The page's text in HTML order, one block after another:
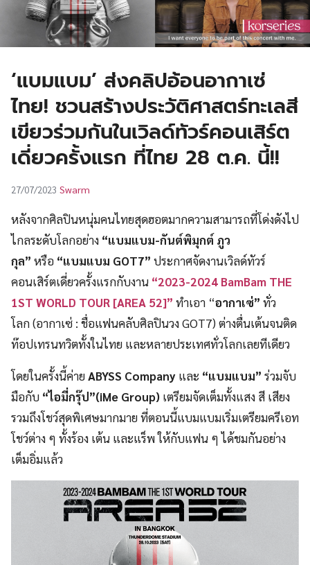
‘แบมแบม’ ส่งคลิปอ้อนอากาเซ่
ไทย! ชวนสร้างประวัติศาสตร์ทะเลสี
เขียวร่วมกันในเวิลด์ทัวร์คอนเสิร์ต
เดี่ยวครั้งแรก ที่ไทย 28 ต.ค. นี้!!
27/07/2023 Swarm
หลังจากศิลปินหนุ่มคนไทยสุดฮอตมากความสามารถที่โด่งดังไป
ไกลระดับโลกอย่าง “แบมแบม-กันต์พิมุกต์ ภูว
กุล” หรือ “แบมแบม GOT7” ประกาศจัดงานเวิลด์ทัวร์
คอนเสิร์ตเดี่ยวครั้งแรกกับงาน “2023-2024 BamBam THE
1ST WORLD TOUR [AREA 52]” ทำเอา “อากาเซ่” ทั่ว
โลก (อากาเซ่ : ชื่อแฟนคลับศิลปินวง GOT7) ต่างตื่นเต้นจนติด
ท๊อปเทรนทวิตทั้งในไทย และหลายประเทศทั่วโลกเลยทีเดียว
โดยในครั้งนี้ค่ายABYSS Company และ “แบมแบม” ร่วมจับ
มือกับ “ไอมี่กรุ๊ป”(iMe Group) เตรียมจัดเต็มทั้งแสง สี เสียง
รวมถึงโชว์สุดพิเศษมากมาย ที่ตอนนี้แบมแบมเริ่มเตรียมครีเอท
โชว์ต่าง ๆ ทั้งร้อง เต้น และแร็พ ให้กับแฟน ๆ ได้ชมกันอย่าง
เต็มอิ่มแล้ว